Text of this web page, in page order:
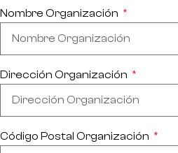
Nombre Organización
Dirección Organización
Código Postal Organización